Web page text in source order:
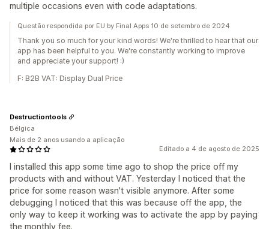
multiple occasions even with code adaptations.
Questão respondida por EU by Final Apps 10 de setembro de 2024
Thank you so much for your kind words! We're thrilled to hear that our
app has been helpful to you. We're constantly working to improve
and appreciate your support! :)
F: B2B VAT: Display Dual Price
Editado a 4 de agosto de 2025
I installed this app some time ago to shop the price off my
products with and without VAT. Yesterday I noticed that the
price for some reason wasn't visible anymore. After some
debugging I noticed that this was because off the app, the
only way to keep it working was to activate the app by paying
the monthly fee.
Destructiontools
Bélgica
Mais de 2 anos usando a aplicação